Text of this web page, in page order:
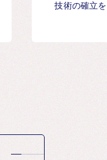
技術の確立